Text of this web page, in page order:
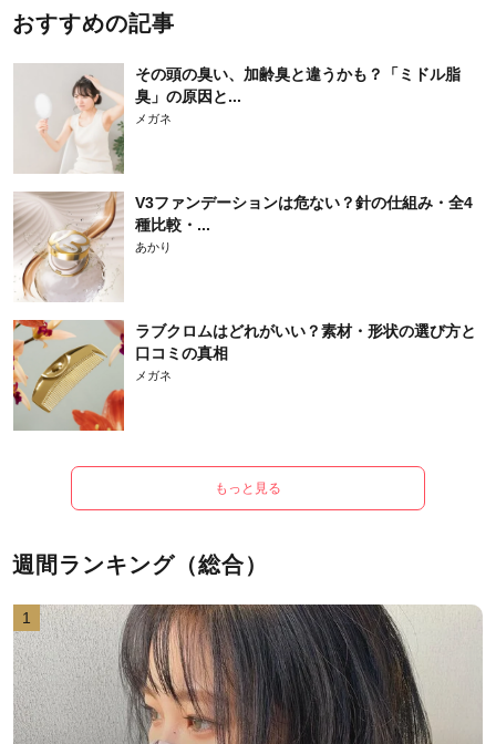
おすすめの記事
その頭の臭い、加齢臭と違うかも？「ミドル脂
臭」の原因と...
メガネ
V3ファンデーションは危ない？針の仕組み・全4
種比較・...
あかり
ラブクロムはどれがいい？素材・形状の選び方と
口コミの真相
メガネ
もっと見る
週間ランキング（総合）
1